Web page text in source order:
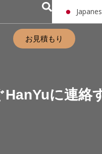
お見積もり
HanYuに連絡